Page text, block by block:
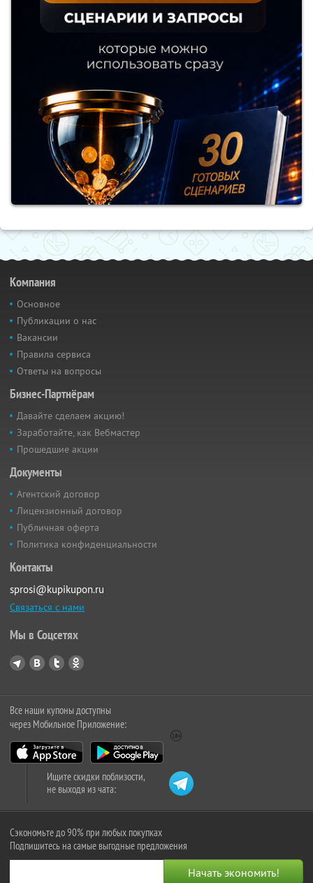
Компания
Основное
Публикации о нас
Вакансии
Правила сервиса
Ответы на вопросы
Бизнес-Партнёрам
Давайте сделаем акцию!
Заработайте, как Вебмастер
Прошедшие акции
Документы
Агентский договор
Лицензионный договор
Публичная оферта
Политика конфиденциальности
Контакты
sprosi@kupikupon.ru
Связаться с нами
Мы в Соцсетях
Все наши купоны доступны
через Мобильное Приложение:
Ищите скидки поблизости,
не выходя из чата:
Сэкономьте до 90% при любых покупках
Подпишитесь на самые выгодные предложения